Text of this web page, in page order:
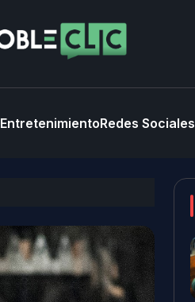
EntretenimientoRedes Sociales